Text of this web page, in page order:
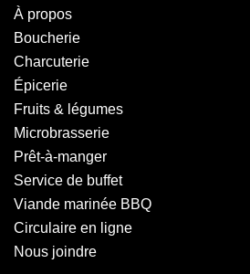
À propos
Boucherie
Charcuterie
Épicerie
Fruits & légumes
Microbrasserie
Prêt-à-manger
Service de buffet
Viande marinée BBQ
Circulaire en ligne
Nous joindre